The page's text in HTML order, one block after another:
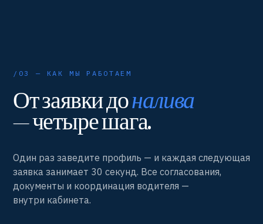
/03 — КАК МЫ РАБОТАЕМ
От заявки доналива
— четыре шага.
Один раз заведите профиль — и каждая следующая
заявка занимает 30 секунд. Все согласования,
документы и координация водителя —
внутри кабинета.